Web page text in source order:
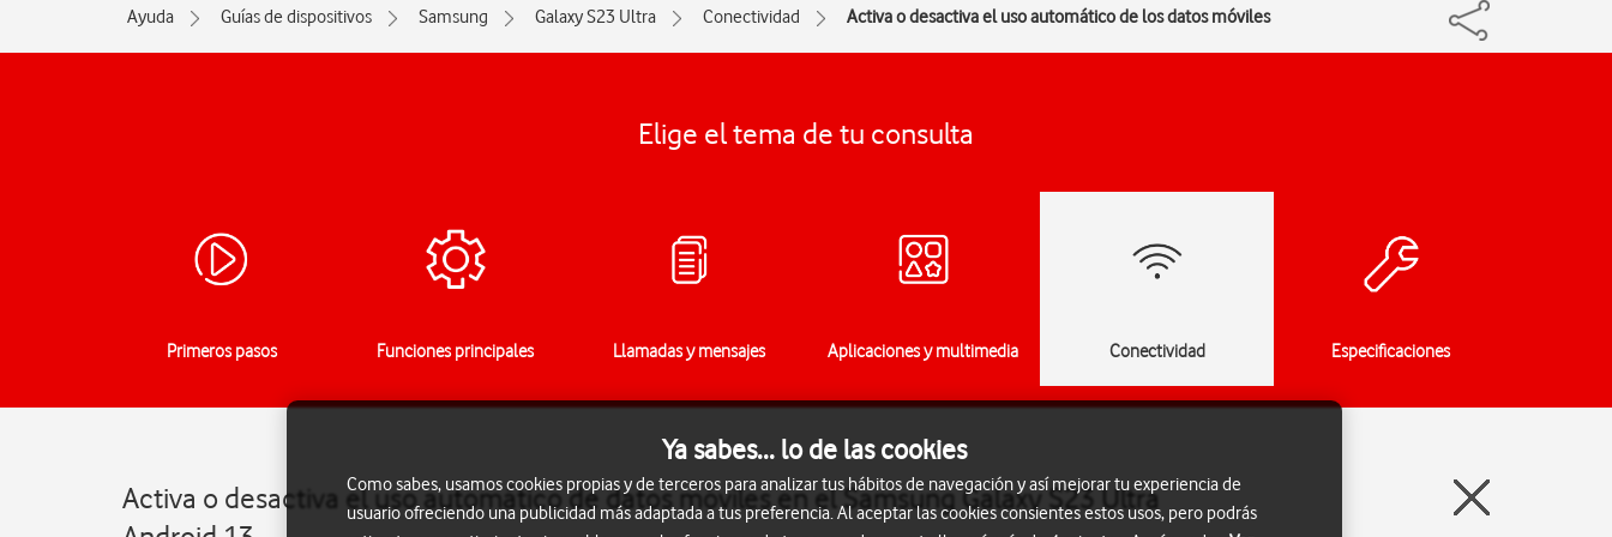
Ayuda Guías de dispositivos Samsung Galaxy S23 Ultra Conectividad Activa o desactiva el uso automático de los datos móviles
Elige el tema de tu consulta
Primeros pasos Funciones principales Llamadas y mensajes Aplicaciones y multimedia Conectividad Especificaciones
Activa o desactiva el uso automático de datos móviles en el Samsung Galaxy S23 Ultra
Ya sabes... lo de las cookies
Como sabes, usamos cookies propias y de terceros para analizar tus hábitos de navegación y así mejorar tu experiencia de
usuario ofreciendo una publicidad más adaptada a tus preferencia. Al aceptar las cookies consientes estos usos, pero podrás